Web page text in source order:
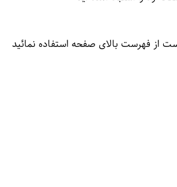
از فهرست بالای صفحه استفاده نمائید